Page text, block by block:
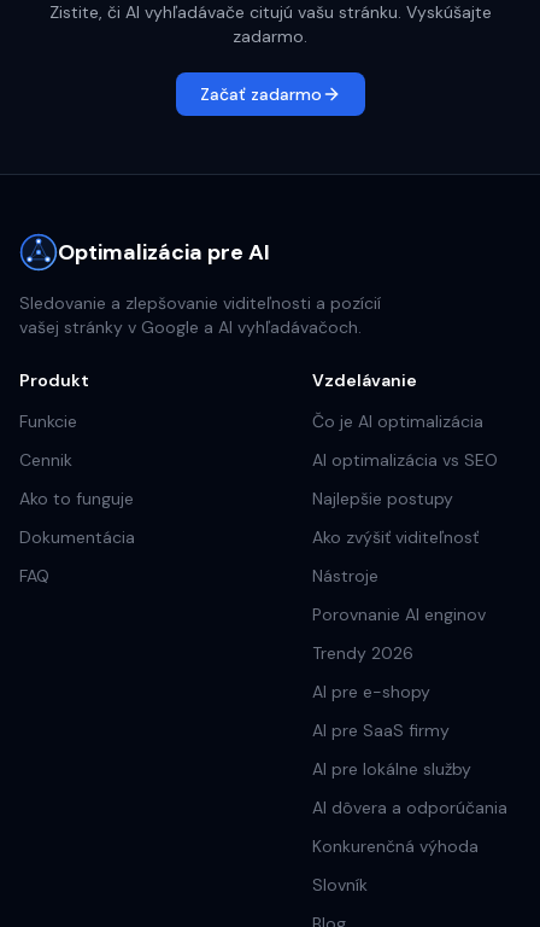
Zistite, či AI vyhľadávače citujú vašu stránku. Vyskúšajte
zadarmo.
Začať zadarmo
Optimalizácia pre AI
Sledovanie a zlepšovanie viditeľnosti a pozícií
vašej stránky v Google a AI vyhľadávačoch.
Produkt
Funkcie
Cennik
Ako to funguje
Dokumentácia
FAQ
Vzdelávanie
Čo je AI optimalizácia
AI optimalizácia vs SEO
Najlepšie postupy
Ako zvýšiť viditeľnosť
Nástroje
Porovnanie AI enginov
Trendy 2026
AI pre e-shopy
AI pre SaaS firmy
AI pre lokálne služby
AI dôvera a odporúčania
Konkurenčná výhoda
Slovník